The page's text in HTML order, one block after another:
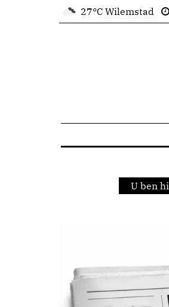
27°C Wilemstad
U ben